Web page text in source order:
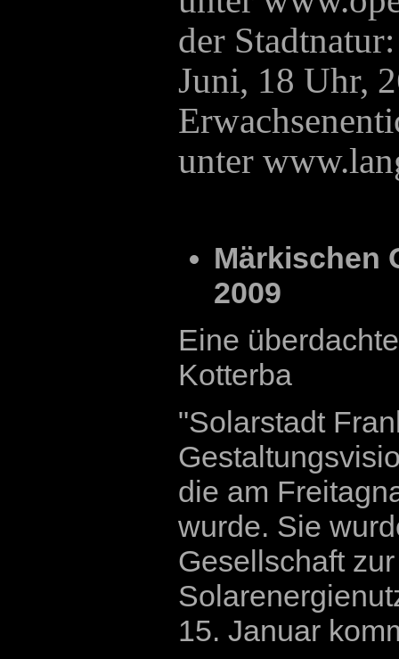
der
Juni, 18 Uhr,
unter
Märkischen
2009
Eine
Kotterba
"Solarstadt
die am
wurde. Sie
Gesellschaft
15. Januar